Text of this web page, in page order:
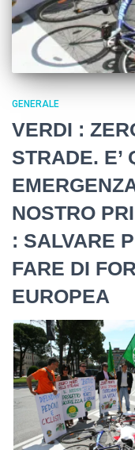
GENERALE
VERDI :
STRADE. E’
NOSTRO
: SALVARE
FARE DI
EUROPEA